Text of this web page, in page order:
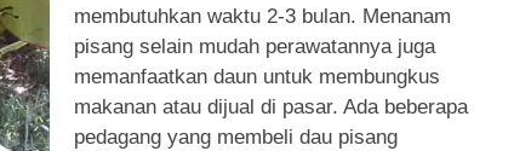
membutuhkan waktu 2-3 bulan. Menanam
pisang selain mudah perawatannya juga
memanfaatkan daun untuk membungkus
makanan atau dijual di pasar. Ada beberapa
pedagang yang membeli dau pisang